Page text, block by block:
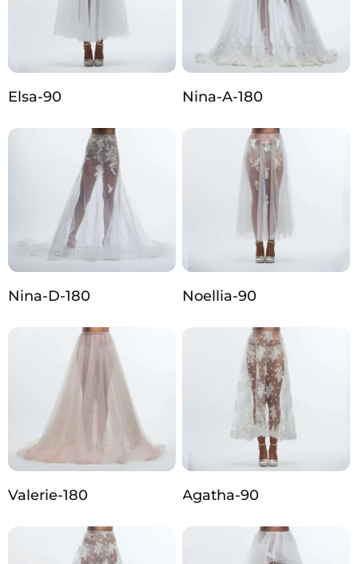
Elsa-90 Nina-A-180
Nina-D-180 Noellia-90
Valerie-180 Agatha-90